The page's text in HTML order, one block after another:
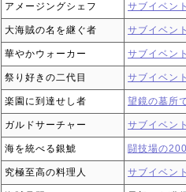
アメージングシェフ サブイベン
大海賊の名を継ぐ者 サブイベン
華やかウォーカー サブイベン
祭り好きの二代目 サブイベン
楽園に到達せし者 望鏡の墓所
ガルドサーチャー サブイベン
海を統べる銀鯱 闘技場の
究極至高の料理人 サブイベン